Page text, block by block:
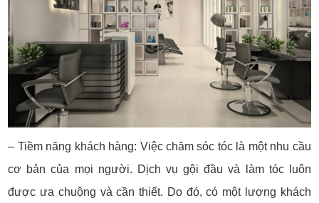
– Tiềm năng khách hàng: Việc chăm sóc tóc là một nhu cầu
cơ bản của mọi người. Dịch vụ gội đầu và làm tóc luôn
được ưa chuộng và cần thiết. Do đó, có một lượng khách